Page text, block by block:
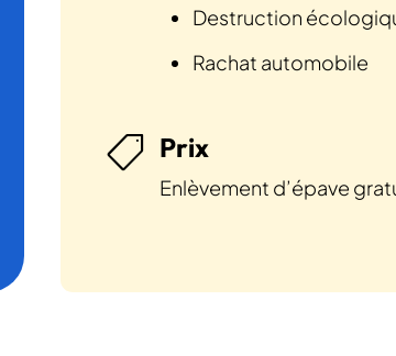
Destruction
Rachat automobile
 Prix
Enlèvement d’épave